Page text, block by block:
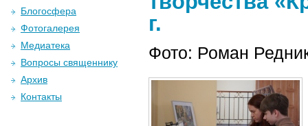
г.
Фото: Роман
Блогосфера
Фотогалерея
Медиатека
Вопросы священнику
Архив
Контакты